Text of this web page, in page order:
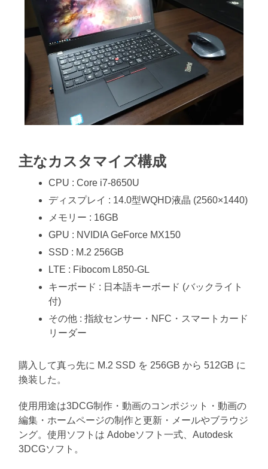
主なカスタマイズ構成
CPU : Core i7-8650U
ディスプレイ : 14.0型WQHD液晶 (2560×1440)
メモリー : 16GB
GPU : NVIDIA GeForce MX150
SSD : M.2 256GB
LTE : Fibocom L850-GL
キーボード : 日本語キーボード (バックライト
付)
その他 : 指紋センサー・NFC・スマートカード
リーダー
購入して真っ先に M.2 SSD を 256GB から 512GB に
換装した。
使用用途は3DCG制作・動画のコンポジット・動画の
編集・ホームページの制作と更新・メールやブラウジ
ング。使用ソフトは Adobeソフト一式、Autodesk
3DCGソフト。